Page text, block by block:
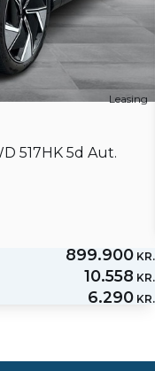
Leasing
517HK 5d Aut.
899.900 KR.
10.558 KR.
6.290 KR.